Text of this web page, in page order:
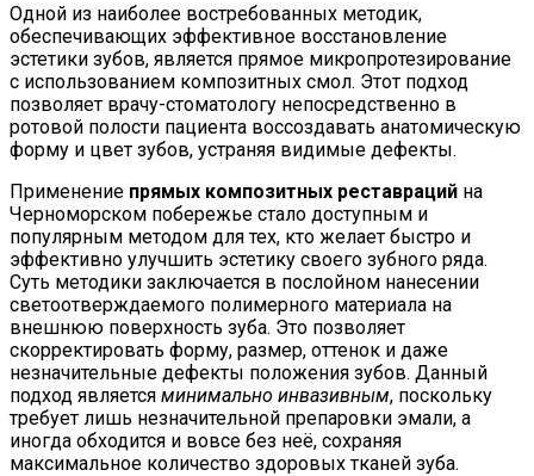
Одной из наиболее востребованных методик,
обеспечивающих эффективное восстановление
эстетики зубов, является прямое микропротезирование
с использованием композитных смол. Этот подход
позволяет врачу-стоматологу непосредственно в
ротовой полости пациента воссоздавать анатомическую
форму и цвет зубов, устраняя видимые дефекты.
Применение прямых композитных реставраций на
Черноморском побережье стало доступным и
популярным методом для тех, кто желает быстро и
эффективно улучшить эстетику своего зубного ряда.
Суть методики заключается в послойном нанесении
светоотверждаемого полимерного материала на
внешнюю поверхность зуба. Это позволяет
скорректировать форму, размер, оттенок и даже
незначительные дефекты положения зубов. Данный
подход является минимально инвазивным, поскольку
требует лишь незначительной препаровки эмали, а
иногда обходится и вовсе без неё, сохраняя
максимальное количество здоровых тканей зуба.